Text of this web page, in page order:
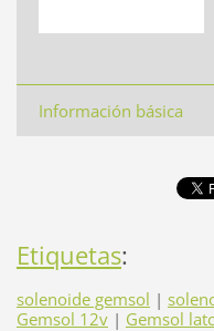
Información básica
Etiquetas:
solenoide gemsol |
Gemsol 12v | Gemsol